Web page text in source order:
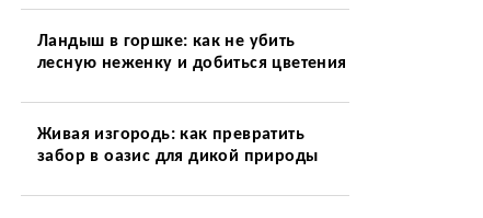
Ландыш в горшке: как не убить
лесную неженку и добиться цветения
Живая изгородь: как превратить
забор в оазис для дикой природы